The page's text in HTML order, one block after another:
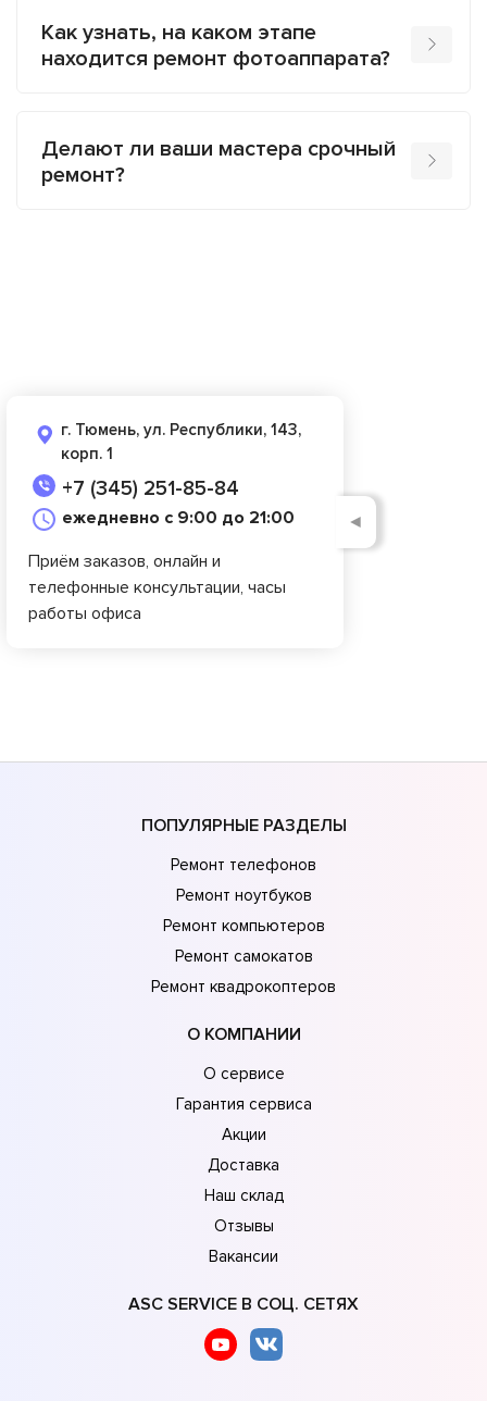
Как узнать, на каком этапе
находится ремонт фотоаппарата?
Делают ли ваши мастера срочный
ремонт?
г. Тюмень, ул. Республики, 143,
корп. 1
+7 (345) 251-85-84
ежедневно с 9:00 до 21:00
Приём заказов, онлайн и
телефонные консультации, часы
работы офиса
◄
ПОПУЛЯРНЫЕ РАЗДЕЛЫ
Ремонт телефонов
Ремонт ноутбуков
Ремонт компьютеров
Ремонт самокатов
Ремонт квадрокоптеров
О КОМПАНИИ
О сервисе
Гарантия сервиса
Акции
Доставка
Наш склад
Отзывы
Вакансии
ASC SERVICE В СОЦ. СЕТЯХ